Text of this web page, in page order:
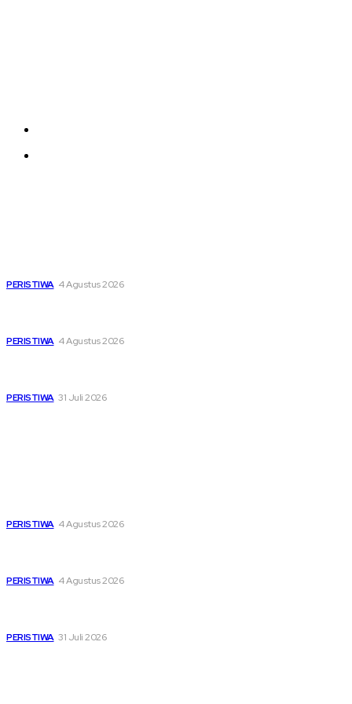
PERISTIWA 4 Agustus 2026
PERISTIWA 4 Agustus 2026
PERISTIWA 31 Juli 2026
PERISTIWA 4 Agustus 2026
PERISTIWA 4 Agustus 2026
PERISTIWA 31 Juli 2026